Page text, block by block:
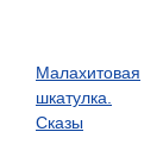
Малахитовая
шкатулка.
Сказы